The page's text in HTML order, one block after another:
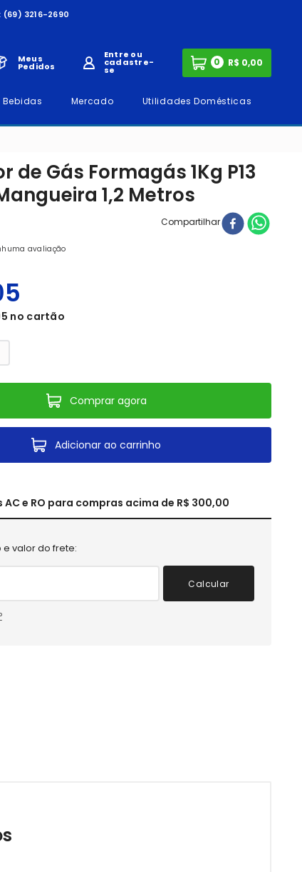
(69) 3216-2690
Meus
Pedidos
Entre ou
cadastre-
se
0
Bebidas Mercado Utilidades Domésticas
de Gás Formagás 1Kg P13
1,2 Metros
Compartilhar
avaliação
no cartão
Comprar agora
Adicionar ao carrinho
e RO para compras acima de R$ 300,00
valor do frete:
Calcular